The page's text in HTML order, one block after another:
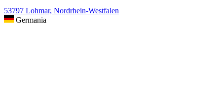
53797 Lohmar, Nordrhein-Westfalen
Germania